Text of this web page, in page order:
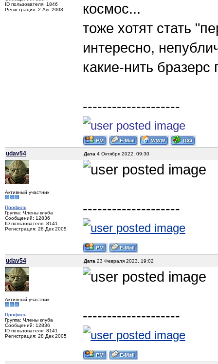
ID пользователя: 1846
Регистрация: 2 Авг 2003
космос...
тоже хотят стать
интересно,
какие-нить
--------------------
udav54 Дата 4 Октября 2022, 09:30
Активный участник
Профиль
Группа: Члены клуба
Сообщений: 12836
ID пользователя: 8141
Регистрация: 28 Дек 2005
--------------------
udav54 Дата 23 Февраля 2023, 19:02
Активный участник
Профиль
Группа: Члены клуба
Сообщений: 12836
ID пользователя: 8141
Регистрация: 28 Дек 2005
--------------------